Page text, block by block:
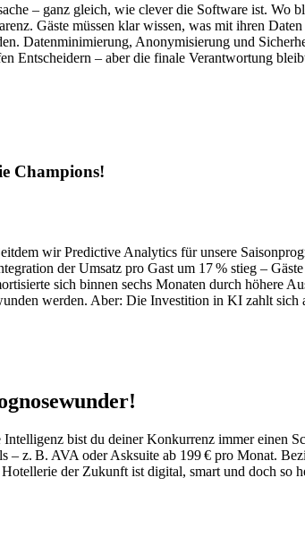
– ganz gleich, wie clever die Software ist. Wo
Gäste müssen klar wissen, was mit ihren
Datenminimierung, Anonymisierung und
Entscheidern – aber die finale Verantwortung
Champions!
wir Predictive Analytics für unsere
der Umsatz pro Gast um 17 % stieg –
sich binnen sechs Monaten durch höhere
werden. Aber: Die Investition in KI zahlt sich
bist du deiner Konkurrenz immer einen
z. B. AVA oder Asksuite ab 199 € pro Monat.
der Zukunft ist digital, smart und doch so